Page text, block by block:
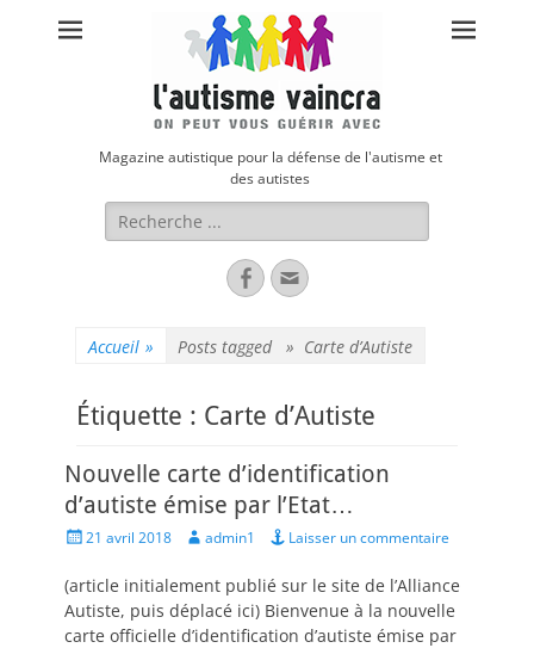
Magazine autistique pour la défense de l'autisme et
des autistes
Rechercher :
FacebookAdresse
de
Accueil » Posts tagged » Carte d’Autiste
Étiquette : Carte d’Autiste
Nouvelle carte d’identification
d’autiste émise par l’Etat…
Posted21 avril 2018 Author
admin1 Laisser un commentaire
(article initialement publié sur le site de l’Alliance
Autiste, puis déplacé ici) Bienvenue à la nouvelle
carte officielle d’identification d’autiste émise par